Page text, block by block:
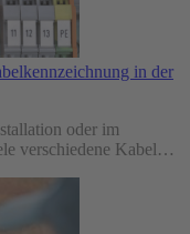
in der
oder im
verschiedene Kabel…